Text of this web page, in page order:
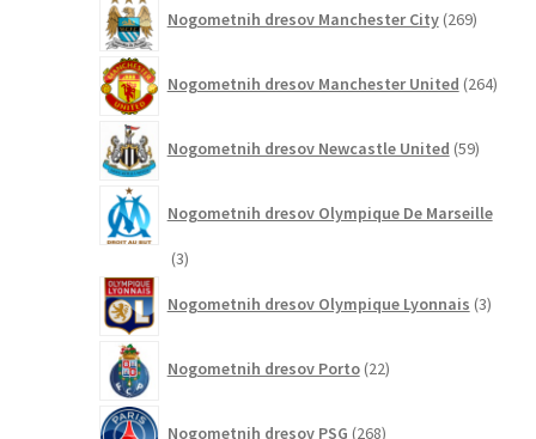
Nogometnih dresov Manchester City 269izdelkov
Nogometnih dresov Manchester United 264
Nogometnih dresov Newcastle United 59izdelkov
Nogometnih dresov Olympique De Marseille
33
Nogometnih dresov Olympique Lyonnais 3izdelki
Nogometnih dresov Porto 22izdelkov
Nogometnih dresov PSG 268